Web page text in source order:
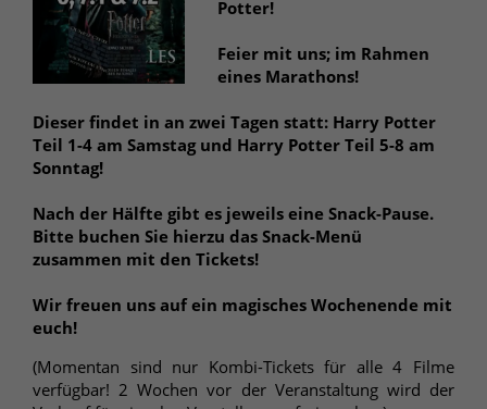
Potter!
Feier mit uns; im Rahmen
eines Marathons!
Dieser findet in an zwei Tagen statt: Harry Potter
Teil 1-4 am Samstag und Harry Potter Teil 5-8 am
Sonntag!
Nach der Hälfte gibt es jeweils eine Snack-Pause.
Bitte buchen Sie hierzu das Snack-Menü
zusammen mit den Tickets!
Wir freuen uns auf ein magisches Wochenende mit
euch!
(Momentan sind nur Kombi-Tickets für alle 4 Filme
verfügbar! 2 Wochen vor der Veranstaltung wird der